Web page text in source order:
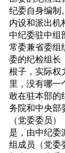
纪委自身编制
内设和派出机
中纪委驻中组
常委兼省委组
委的纪检组长
根子，实际权
里，没有哪一
敢在驻本部的
务院和中央部
（党委委员
是，由中纪委
组成员（党委